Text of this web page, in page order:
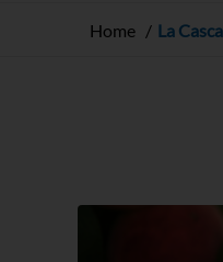
Home La